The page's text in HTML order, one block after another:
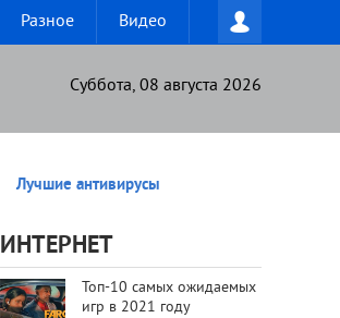
Разное Видео
Суббота, 08 августа 2026
Лучшие антивирусы
ИНТЕРНЕТ
Топ-10 самых ожидаемых
игр в 2021 году